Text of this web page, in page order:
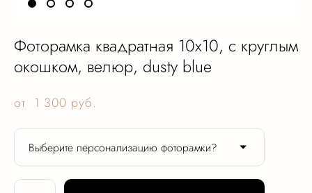
Фоторамка квадратная 10х10, с круглым
окошком, велюр, dusty blue
от 1 300 pуб.
Выберите персонализацию фоторамки?